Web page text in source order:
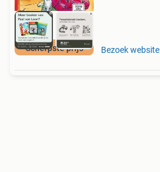
Scherpste prijs Bezoek website